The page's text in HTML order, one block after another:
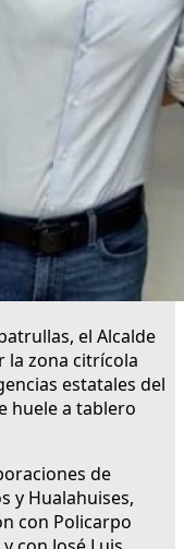
el Alcalde
la zona citrícola
estatales del
huele a tablero
de
y Hualahuises,
con Policarpo